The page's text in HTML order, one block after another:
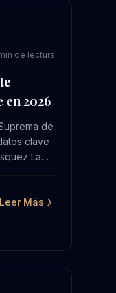
de Carolina del
de lectura
en 2026
de
clave
Law
Leer Más